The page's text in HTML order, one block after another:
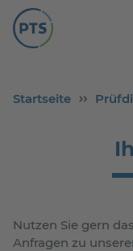
Startseite
Nutzen Sie gern
Anfragen zu